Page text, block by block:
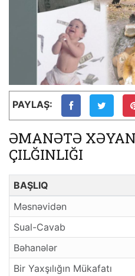
PAYLAŞ:
ƏMANƏTƏ
ÇILĞINLIĞI
BAŞLIQ
Məsnəvidən
Sual-Cavab
Bəhanələr
Bir Yaxşılığın Mükafatı